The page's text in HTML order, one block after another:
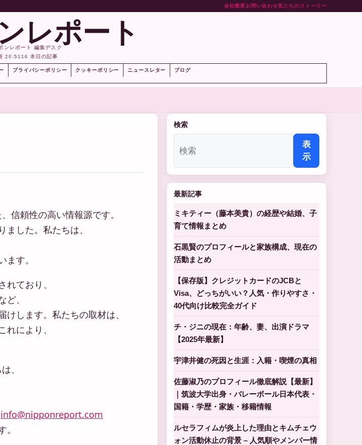
会社概要お問い合わせ私たちのストーリー
レポート
ンレポート 編集デスク
20:51 16 本日の記事
プライバシーポリシー クッキーポリシー ニュースレター ブログ
信頼性の高い情報源です。
した。私たちは、
す。
ており、
、
します。私たちの取材は、
により、
、
info@nipponreport.com
検索
表
示
最新記事
ミキティー（藤本美貴）の経歴や結婚、子
育て情報まとめ
石黒賢のプロフィールと家族構成、現在の
活動まとめ
【保存版】クレジットカードのJCBと
Visa、どっちがいい？人気・作りやすさ・
40代向け比較完全ガイド
チ・ジニの現在：年齢、妻、出演ドラマ
【2025年最新】
宇津井健の死因と生涯：入籍・喫煙の真相
佐藤淑乃のプロフィール徹底解説【最新】
｜筑波大学出身・バレーボール日本代表・
国籍・学歴・家族・移籍情報
ルセラフィムが炎上した理由とキムチェウ
ォン活動休止の背景 – 人気順やメンバー情